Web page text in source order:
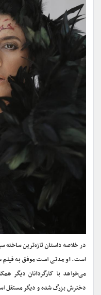
در خلاصه داستان تازه‌ترین
است. او مدتی است موفق به فیلم
می‌خواهد با کارگردانان
دخترش بزرگ شده و دیگر مستقل